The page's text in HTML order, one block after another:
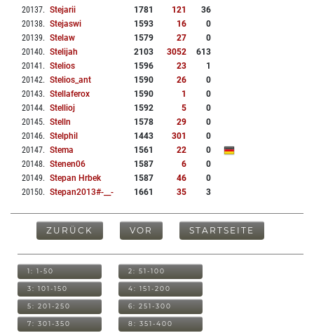
20137. Stejarii 1781 121
36
20138. Stejaswi 1593 16
0
20139. Stelaw 1579 27
0
20140. Stelijah 2103 3052
613
20141 . Stelios 1596 23
1
20142. Stelios_ant 1590 26
0
20143. Stellaferox 1590 1
0
20144. Stellioj 1592 5
0
20145. Stelln 1578 29
0
20146. Stelphil 1443 301
0
20147. Stema 1561 22
0
20148. Stenen06 1587 6
0
20149. Stepan Hrbek 1587 46
0
20150. Stepan2013#-__- 1661 35 3
ZURÜCK VOR STARTSEITE
1: 1-50 2: 51-100
3: 101-150 4: 151-200
5: 201-250 6: 251-300
7: 301-350 8: 351-400